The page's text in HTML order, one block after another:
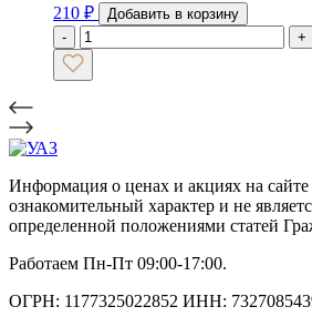
210 ₽
Добавить в корзину
-
+
Информация о ценах и акциях на сайте
ознакомительный характер и не
определенной положениями статей
Работаем Пн-Пт 09:00-17:00.
ОГРН: 1177325022852 ИНН: